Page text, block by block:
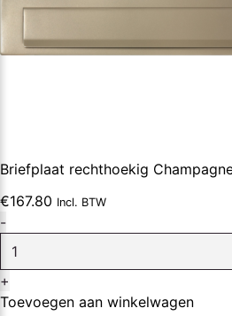
Briefplaat rechthoekig
€167.80 Incl. BTW
Briefplaat
rechthoekig
blend
340x77
-
+
Toevoegen aan winkelwagen